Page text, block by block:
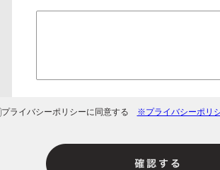
プライバシーポリシーに同意する ※プライバシーポリ